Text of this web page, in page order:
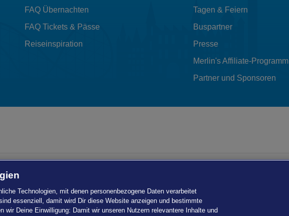
FAQ Übernachten
FAQ Tickets & Pässe
Reiseinspiration
Tagen & Feiern
Buspartner
Presse
Merlin's Affiliate-Programm
Partner und Sponsoren
Reserved
vorbehalten.
Technologien, mit denen personenbezogene Daten verarbeitet
essenziell, damit wird Dir diese Website anzeigen und bestimmte
wir Deine Einwilligung: Damit wir unseren Nutzern relevantere Inhalte und